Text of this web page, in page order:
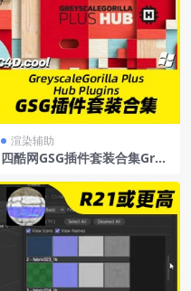
渲染辅助
四酷网GSG插件套装合集Grey
forC4D2023Win